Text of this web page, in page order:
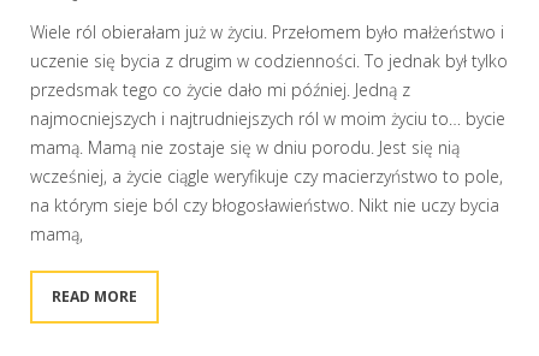
Wiele ról obierałam już w życiu. Przełomem było małżeństwo i
uczenie się bycia z drugim w codzienności. To jednak był tylko
przedsmak tego co życie dało mi później. Jedną z
najmocniejszych i najtrudniejszych ról w moim życiu to… bycie
mamą. Mamą nie zostaje się w dniu porodu. Jest się nią
wcześniej, a życie ciągle weryfikuje czy macierzyństwo to pole,
na którym sieje ból czy błogosławieństwo. Nikt nie uczy bycia
mamą,
READ MORE